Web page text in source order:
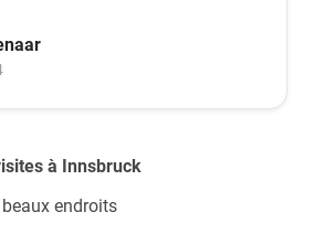
à Innsbruck
endroits